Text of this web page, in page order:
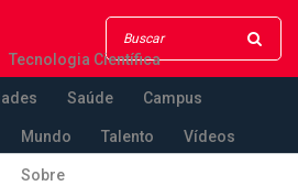
Tecnologia Científica
Saúde Campus
Mundo Talento Vídeos
Sobre